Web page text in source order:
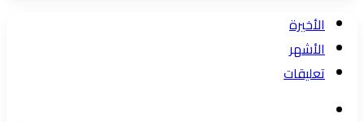
الأخيرة
الأشهر
تعليقات